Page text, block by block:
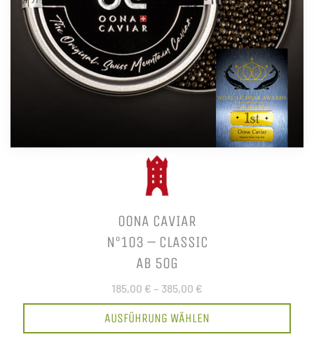
OONA CAVIAR
N°103 – CLASSIC
AB 50G
185,00 € – 385,00 €
AUSFÜHRUNG WÄHLEN